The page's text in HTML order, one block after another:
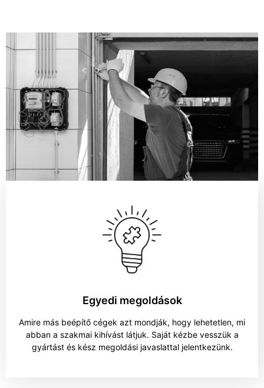
Egyedi megoldások
Amire más beépítő cégek azt mondják, hogy lehetetlen, mi
abban a szakmai kihívást látjuk. Saját kézbe vesszük a
gyártást és kész megoldási javaslattal jelentkezünk.